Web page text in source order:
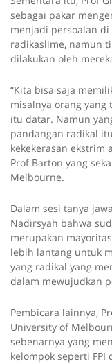
sebagai pakar
menjadi persoalan
radikaslime, namun
dilakukan oleh
“Kita bisa saja
misalnya orang yang
itu datar. Namun
pandangan radikal
kekekerasan ekstrim
Prof Barton yang
Melbourne.
Dalam sesi tanya
Nadirsyah bahwa
merupakan
lebih lantang untuk
yang radikal yang
dalam mewujudkan
Pembicara lainnya,
University of
sebenarnya yang
kelompok seperti FPI